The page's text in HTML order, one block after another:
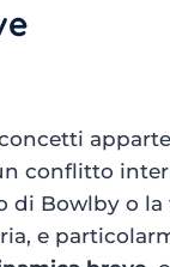
conflitto
di Bowlby o
e